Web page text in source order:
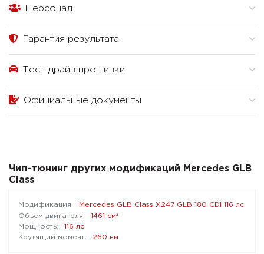
Персонал
Гарантия результата
Тест-драйв прошивки
Официальные документы
Чип-тюнинг других модификаций Mercedes GLB
Class
Mercedes GLB Class X247 GLB 180 CDI 116 лс
1461 см³
116 лс
260 нм